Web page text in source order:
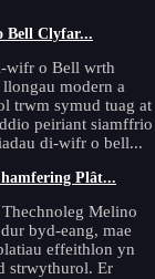
Bell Clyfar...
wifr o Bell wrth
modern a
trwm symud tuag at
peiriant siamffrio
di-wifr o bell...
Plât...
Melino
byd-eang, mae
effeithlon yn
strwythurol. Er